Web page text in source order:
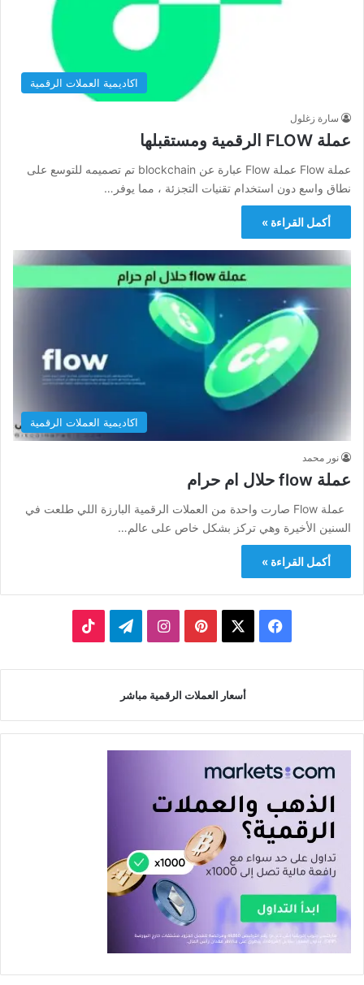
اكاديمية العملات الرقمية
سارة زغلول
عملة FLOW الرقمية ومستقبلها
عملة Flow عملة Flow عبارة عن blockchain تم تصميمه للتوسع على
نطاق واسع دون استخدام تقنيات التجزئة ، مما يوفر…
أكمل القراءة »
اكاديمية العملات الرقمية
نور محمد
عملة flow حلال ام حرام
عملة Flow صارت واحدة من العملات الرقمية البارزة اللي طلعت في
السنين الأخيرة وهي تركز بشكل خاص على عالم…
أكمل القراءة »
فيسبوك بينتيريستانستقرامتيلقرام
أسعار العملات الرقمية مباشر